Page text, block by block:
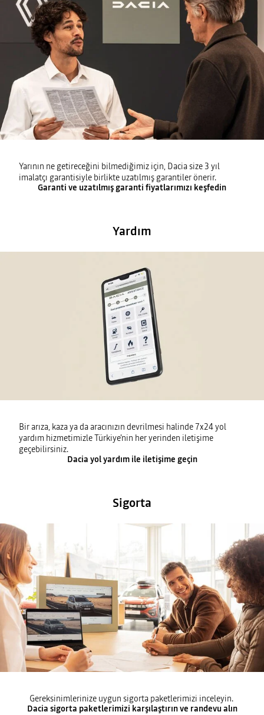
Yarının ne getireceğini bilmediğimiz için, Dacia size 3 yıl
imalatçı garantisiyle birlikte uzatılmış garantiler önerir.
Garanti ve uzatılmış garanti fiyatlarımızı keşfedin
Yardım
Bir arıza, kaza ya da aracınızın devrilmesi halinde 7x24 yol
yardım hizmetimizle Türkiye'nin her yerinden iletişime
geçebilirsiniz.
Dacia yol yardım ile iletişime geçin
Sigorta
Gereksinimlerinize uygun sigorta paketlerimizi inceleyin.
Dacia sigorta paketlerimizi karşılaştırın ve randevu alın